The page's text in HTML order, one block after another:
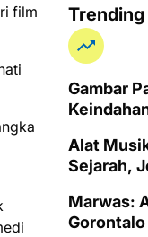
film
Trending
Gambar
Alat
Sejarah,
Marwas: